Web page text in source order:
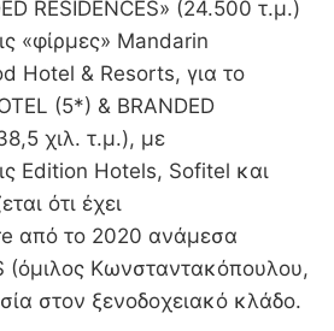
RESIDENCES» (24.500 τ.μ.)
«φίρμες» Mandarin
Hotel & Resorts, για το
(5*) & BRANDED
χιλ. τ.μ.), με
Edition Hotels, Sofitel και
ότι έχει
από το 2020 ανάμεσα
(όμιλος Κωνσταντακόπουλου,
στον ξενοδοχειακό κλάδο.